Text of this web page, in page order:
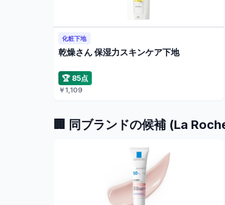
化粧下地
乾燥さん 保湿力スキンケア下地
🏆 85点
￥1,109
🏢 同ブランドの候補 (La